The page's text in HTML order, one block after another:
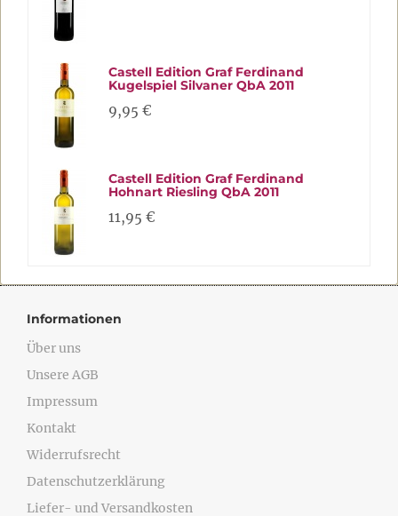
Castell Edition Graf Ferdinand
Kugelspiel Silvaner QbA 2011
9,95 €
Castell Edition Graf Ferdinand
Hohnart Riesling QbA 2011
11,95 €
Informationen
Über uns
Unsere AGB
Impressum
Kontakt
Widerrufsrecht
Datenschutzerklärung
Liefer- und Versandkosten